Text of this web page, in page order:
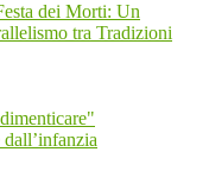
dei Morti: Un
tra Tradizioni